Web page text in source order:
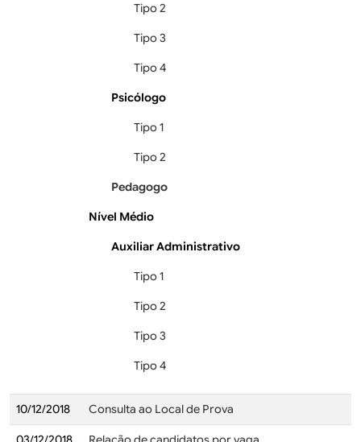
Tipo 2
Tipo 3
Tipo 4
Psicólogo
Tipo 1
Tipo 2
Pedagogo
Nível Médio
Auxiliar Administrativo
Tipo 1
Tipo 2
Tipo 3
Tipo 4
10/12/2018 Consulta ao Local de Prova